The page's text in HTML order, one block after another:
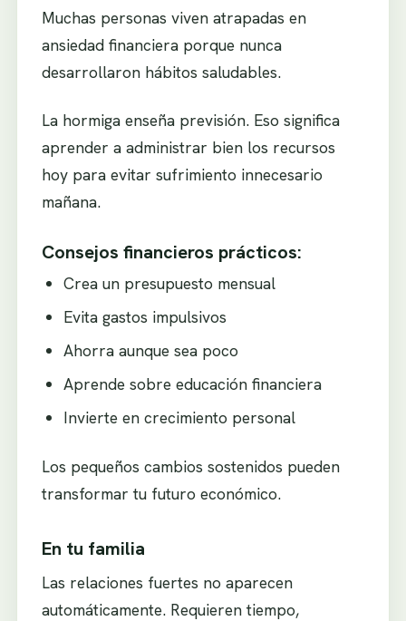
Muchas personas viven atrapadas en
ansiedad financiera porque nunca
desarrollaron hábitos saludables.
La hormiga enseña previsión. Eso significa
aprender a administrar bien los recursos
hoy para evitar sufrimiento innecesario
mañana.
Consejos financieros prácticos:
Crea un presupuesto mensual
Evita gastos impulsivos
Ahorra aunque sea poco
Aprende sobre educación financiera
Invierte en crecimiento personal
Los pequeños cambios sostenidos pueden
transformar tu futuro económico.
En tu familia
Las relaciones fuertes no aparecen
automáticamente. Requieren tiempo,